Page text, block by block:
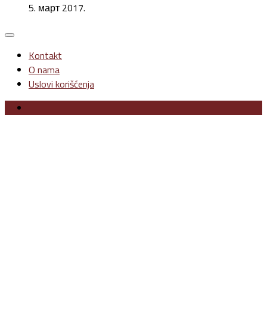
5. март 2017.
Kontakt
O nama
Uslovi korišćenja